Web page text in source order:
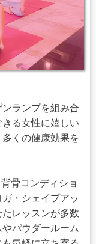
ランプを組み合
る女性に嬉しい
くの健康効果を
骨コンディショ
・シェイプアッ
レッスンが多数
パウダールーム